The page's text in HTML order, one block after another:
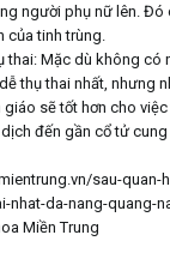
người phụ nữ lên. Đó
của tinh trùng.
thai: Mặc dù không có
thụ thai nhất, nhưng
sẽ tốt hơn cho
đến gần cổ tử cung
sau-quan-
nhat-da-nang-quang-
Miền Trung